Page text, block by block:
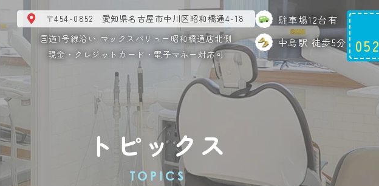
〒454-0852 愛知県名古屋市中川区昭和橋通4-18
国道1号線沿い マックスバリュー昭和橋通店北側
現金・クレジットカード・電子マネー対応可
駐車場12台有
中島駅 徒歩5分
トピックス
TOPICS